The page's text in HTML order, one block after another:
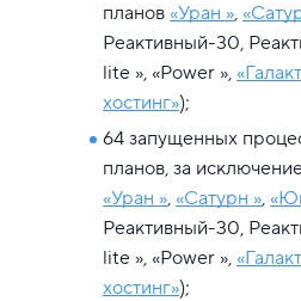
планов «Уран »,
Реактивный-30,
lite », «Power »,
хостинг»);
64 запущенных
планов, за
«Уран », «Сатурн »,
Реактивный-30,
lite », «Power »,
хостинг»);